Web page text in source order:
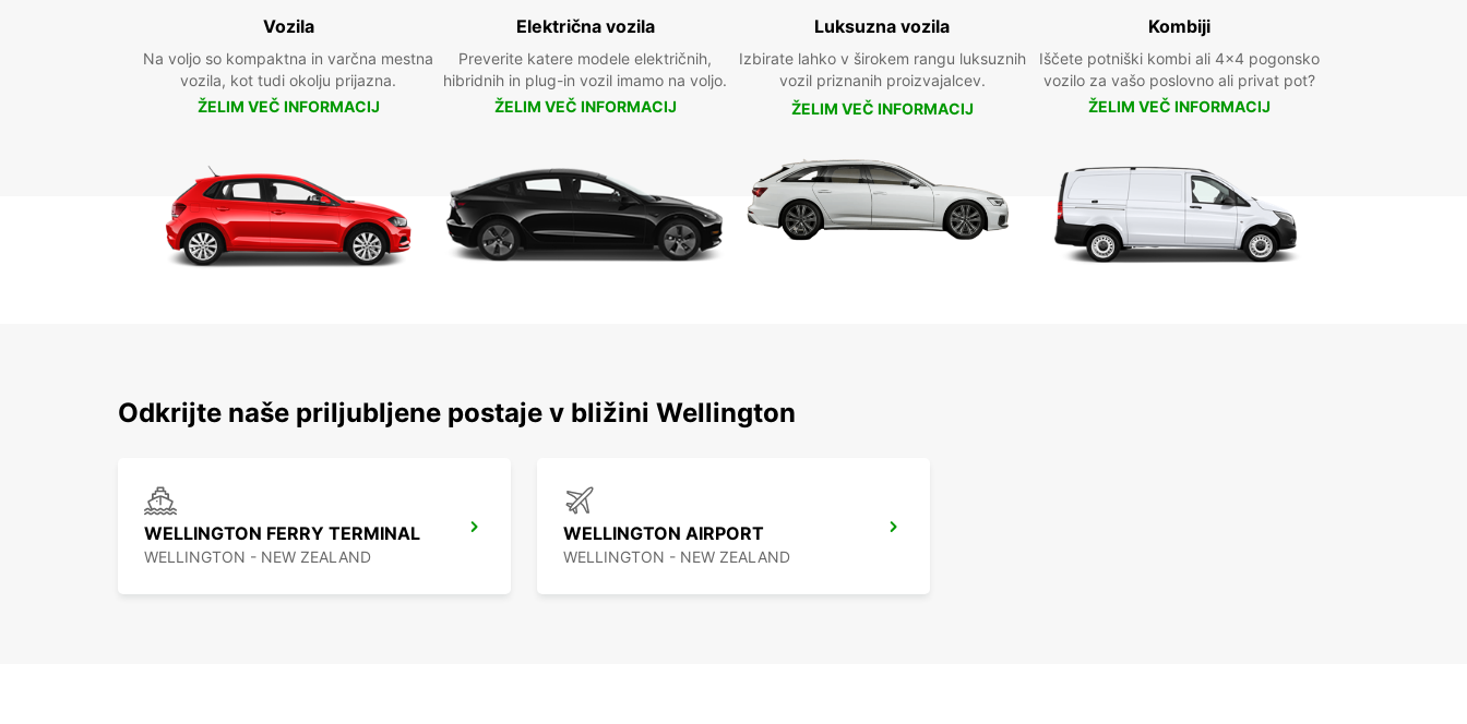
Vozila
Na voljo so kompaktna in varčna mestna
vozila, kot tudi okolju prijazna.
ŽELIM VEČ INFORMACIJ
Električna vozila
Preverite katere modele električnih,
hibridnih in plug-in vozil imamo na voljo.
ŽELIM VEČ INFORMACIJ
Luksuzna vozila
Izbirate lahko v širokem rangu luksuznih
vozil priznanih proizvajalcev.
ŽELIM VEČ INFORMACIJ
Kombiji
Iščete potniški kombi ali 4x4 pogonsko
vozilo za vašo poslovno ali privat pot?
ŽELIM VEČ INFORMACIJ
Odkrijte naše priljubljene postaje v bližini Wellington
WELLINGTON FERRY TERMINAL
WELLINGTON - NEW ZEALAND
WELLINGTON AIRPORT
WELLINGTON - NEW ZEALAND